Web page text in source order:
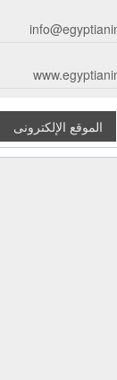
الموقع الإلكترونى
- دراسات